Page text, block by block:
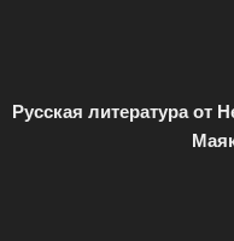
Русская литература от